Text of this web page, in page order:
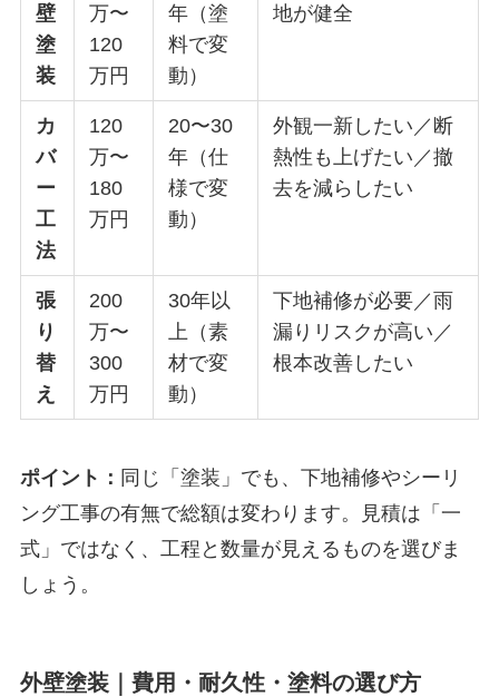
壁
塗
装
万〜
120
万円
年（塗
料で変
動）
地が健全
カ
バ
ー
工
法
120
万〜
180
万円
20〜30
年（仕
様で変
動）
外観一新したい／断
熱性も上げたい／撤
去を減らしたい
張
り
替
え
200
万〜
300
万円
30年以
上（素
材で変
動）
下地補修が必要／雨
漏りリスクが高い／
根本改善したい
ポイント： 同じ「塗装」でも、下地補修やシーリ
ング工事の有無で総額は変わります。見積は「一
式」ではなく、工程と数量が見えるものを選びま
しょう。
外壁塗装｜費用・耐久性・塗料の選び方